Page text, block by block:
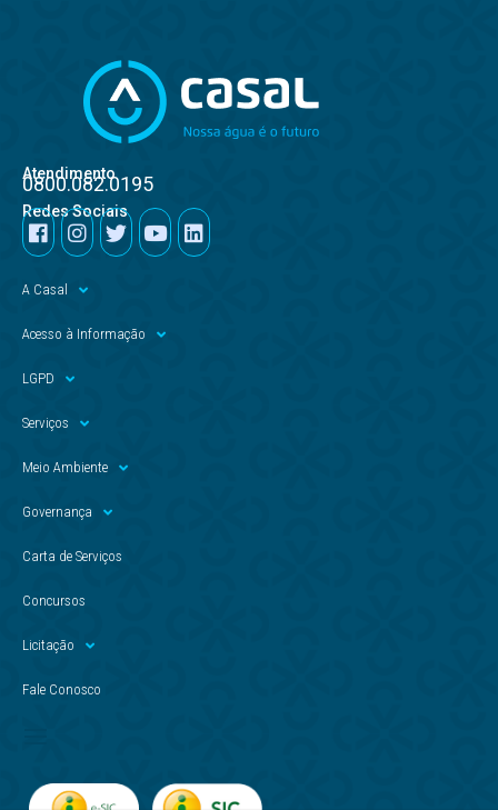
Atendimento
0800.082.0195
Redes Sociais
A Casal
Acesso à Informação
LGPD
Serviços
Meio Ambiente
Governança
Carta de Serviços
Concursos
Licitação
Fale Conosco